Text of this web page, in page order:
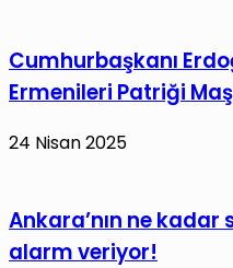
Cumhurbaşkanı
Ermenileri Patriği
24 Nisan 2025
Ankara’nın ne kadar
alarm veriyor!